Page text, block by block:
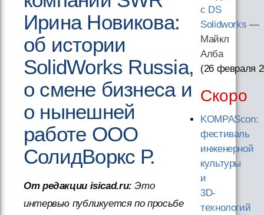
Ирина Новикова:
об истории
SolidWorks Russia,
о смене бизнеса и
о нынешней
работе ООО
СолидВоркс Р.
От редакции isicad.ru: Это
интервью публикуется по просьбе
с DS
Solidworks —
Майкл
Алба
(26 февраля
Скоро
KOMPAScon:
фестиваль
инженерной
культуры
и
3D-
технологий